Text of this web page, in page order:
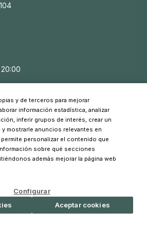
de viaje para llevar todo lo
y otros accesorios que facilitan los
duraderos y de marcas
gran desembolso.
alimentación: tronas,
con descuentos en Black
también se pueden encontrar
de alimentación para
biberones. Una buena trona es
y seguridad del bebé
y en Pinpi encontrarás opciones con
en diferentes modelos y marcas.
descuentos en otros accesorios de
de biberones, set de
bebés, e incluso robot de cocina
20:00
Todos los derechos reservados
y de terceros para mejorar
información estadística, analizar
inferir grupos de interés, crear un
mostrarle anuncios relevantes en
personalizar el contenido que
sobre qué secciones
además mejorar la página web
Configurar
Aceptar cookies